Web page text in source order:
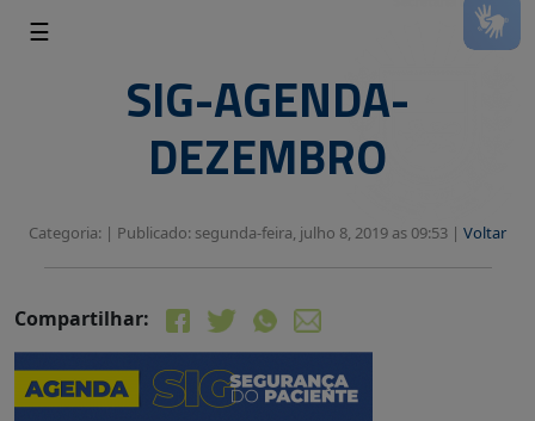
☰
SIG-AGENDA-
DEZEMBRO
Categoria: | Publicado: segunda-feira, julho 8, 2019 as 09:53 | Voltar
Compartilhar: